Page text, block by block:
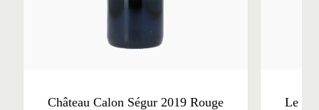
Château Calon Ségur 2019 Rouge Le